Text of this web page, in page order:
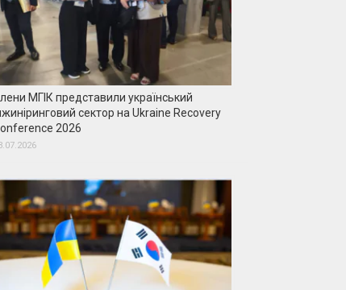
МГІК представили український
сектор на Ukraine Recovery
2026